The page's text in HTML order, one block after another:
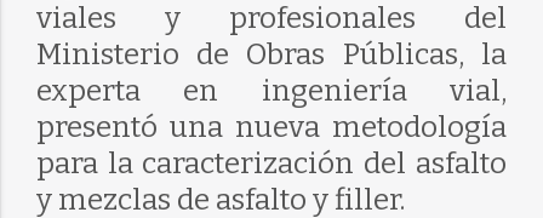
viales y profesionales del
Ministerio de Obras Públicas, la
experta en ingeniería vial,
presentó una nueva metodología
para la caracterización del asfalto
y mezclas de asfalto y filler.